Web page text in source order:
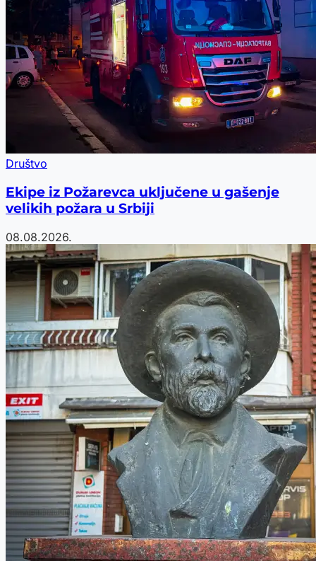
Društvo
Ekipe iz Požarevca uključene u gašenje
velikih požara u Srbiji
08.08.2026.